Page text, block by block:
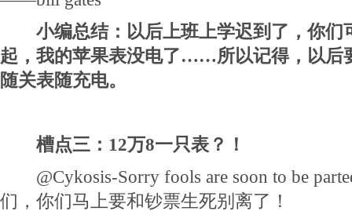
小编总结：以后上班上学迟到了，你
起，我的苹果表没电了……所以记得，以后
随关表随充电。
槽点三：12万8一只表？！
@Cykosis-Sorry fools are soon to be
们，你们马上要和钞票生死别离了！